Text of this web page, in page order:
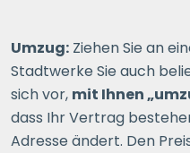
Umzug: Ziehen Sie an
Stadtwerke Sie auch
sich vor, mit Ihnen
dass Ihr Vertrag
Adresse ändert. Den